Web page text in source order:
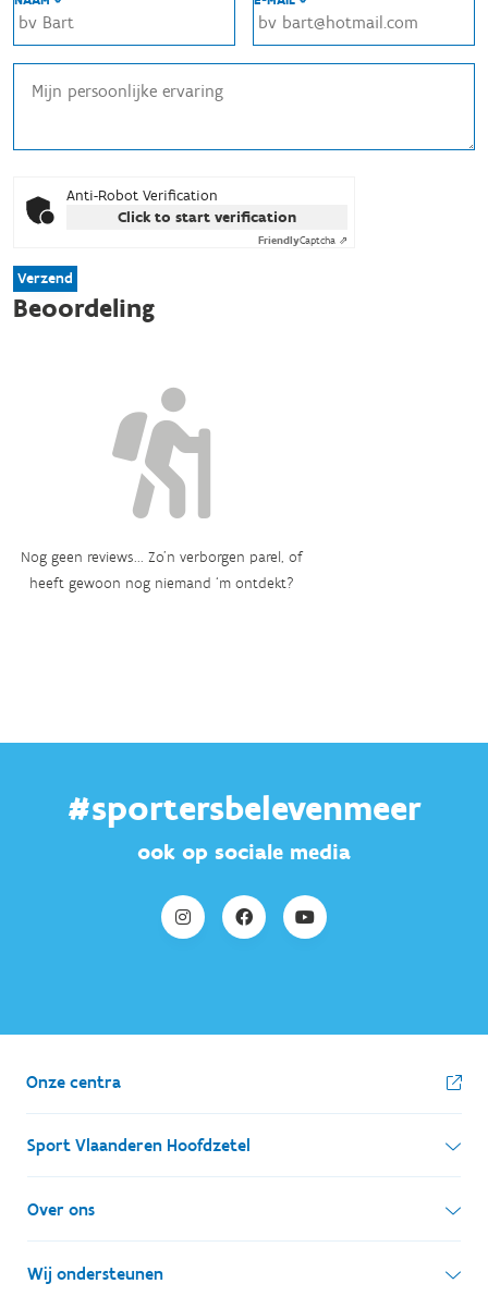
Anti-Robot Verification
Click to start verification
FriendlyCaptcha ⇗
Verzend
Beoordeling
Nog geen reviews... Zo’n verborgen parel, of
heeft gewoon nog niemand ‘m ontdekt?
#sportersbelevenmeer
ook op sociale media
Onze centra
Sport Vlaanderen Hoofdzetel
Simon Bolivarlaan 17
1000 Brussel
Ondernemingsnummer: BE 0248.142.826
Over ons
Wie zijn we, wat doen we
Wij ondersteunen